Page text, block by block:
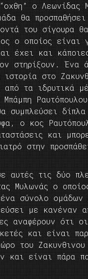
ο Λεωνίδας
θα
του σίγουρα
ο οποίος είναι
έχει και
στηρίξουν. Ένα
στο
από τα ιδρυτικά
συμπλεύσει
ο κος
και
στην
αυτές τις δύο
Μυλωνάς ο
σύνολο ομάδων
με κανέναν
αναφέρουν ότι
και είναι
του Ζακυνθινου
και είναι πάρα